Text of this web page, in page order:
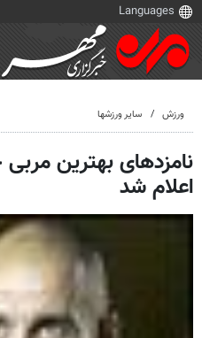
ورزش سایر ورزشها
اعلام شد